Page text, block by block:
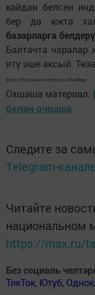
кайдан белсен
бер дә юкта
базарларга
Балтачта чаралар
итү эше аксый.
Фото: http://www.imenno.ru/hokkey/
Охшаша материал:
белән очраша
Следите за
Telegram-
Читайте
национальном
https://max.ru/
Без социаль
ТикТок, Ютуб,